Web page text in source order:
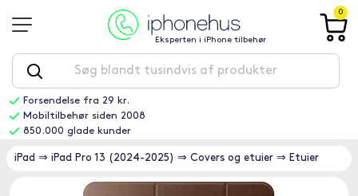
Eksperten i iPhone tilbehør
0
Forsendelse fra 29 kr.
Mobiltilbehør siden 2008
850.000 glade kunder
iPad ⇒ iPad Pro 13 (2024-2025) ⇒ Covers og etuier ⇒ Etuier